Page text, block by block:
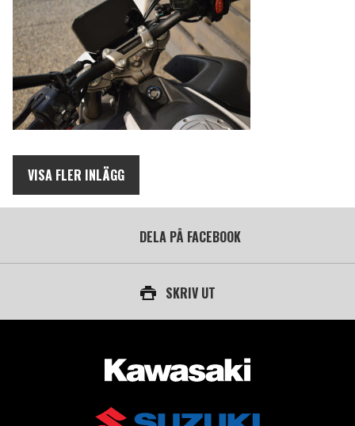
VISA FLER INLÄGG
DELA PÅ FACEBOOK
SKRIV UT
AUKTORISERAD ÅTERFÖRSÄLJARE AV